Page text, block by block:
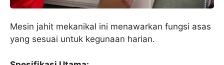
Mesin jahit mekanikal ini menawarkan fungsi asas
yang sesuai untuk kegunaan harian.